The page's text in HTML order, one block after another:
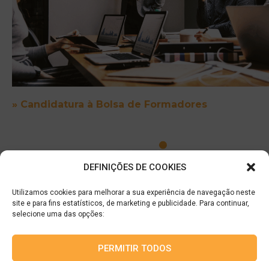
DEFINIÇÕES DE COOKIES
Utilizamos cookies para melhorar a sua experiência de navegação neste
site e para fins estatísticos, de marketing e publicidade. Para continuar,
selecione uma das opções:
PERMITIR TODOS
» Candidatura à Bolsa de Formadores
GTI – F.P.H.T. – Formação Profissional de Hotelaria e Turismo, Lda
Rua de Barros n.º 101 – Gualtar | 4710-058 Braga |